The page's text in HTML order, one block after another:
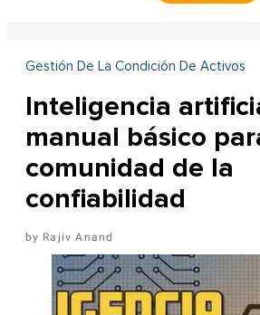
Gestión De La Condición De Activos
Inteligencia
manual básico
comunidad de la
confiabilidad
Rajiv Anand